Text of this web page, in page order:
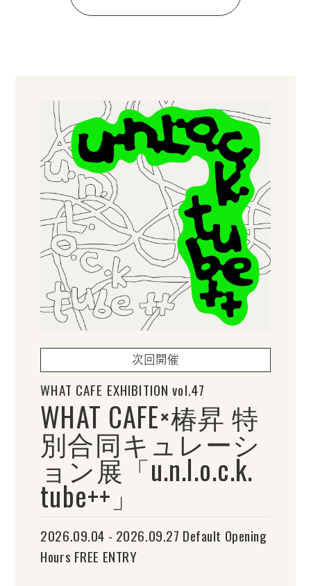
次回開催
WHAT CAFE EXHIBITION vol.47
WHAT CAFE×椿昇 特
別合同キュレーシ
ョン展「u.n.l.o.c.k.
tube++」
2026.09.04 - 2026.09.27 Default Opening
Hours FREE ENTRY